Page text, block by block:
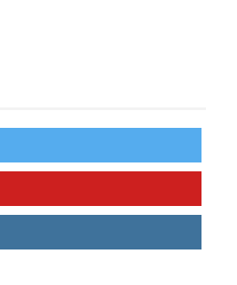
De la Espriella asumirá
atípica fuera de Bogotá
POLÍTICA
TITULARES